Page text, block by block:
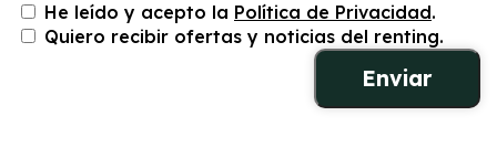
He leído y acepto la Política de Privacidad.
Quiero recibir ofertas y noticias del renting.